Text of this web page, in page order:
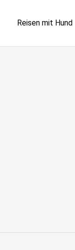
Reisen mit Hund